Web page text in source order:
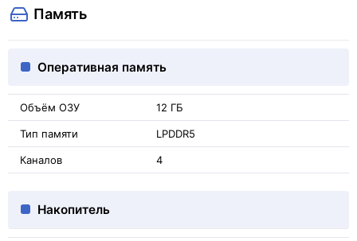
Память
Оперативная память
Объём ОЗУ 12 ГБ
Тип памяти LPDDR5
Каналов 4
Накопитель